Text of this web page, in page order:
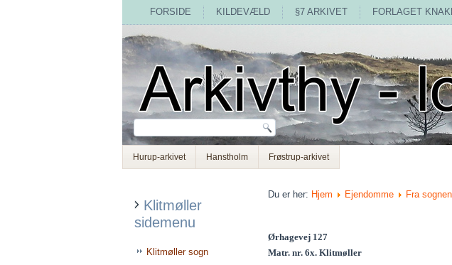
FORSIDE KILDEVÆLD §7 ARKIVET FORLAGET
Hurup-arkivet Hanstholm Frøstrup-arkivet
Klitmøller
sidemenu
Klitmøller sogn
Du er her: Hjem Ejendomme Fra
Ørhagevej 127
Matr. nr. 6x. Klitmøller